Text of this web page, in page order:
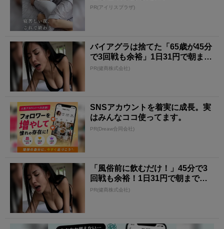
PR(アイリスプラザ)
バイアグラは捨てた「65歳が45分
で3回戦も余裕」1日31円で朝まで
絶好調！
PR(健商株式会社)
SNSアカウントを着実に成長。実
はみんなココ使ってます。
PR(Dreaw合同会社)
「風俗前に飲むだけ！」45分で3
回戦も余裕！1日31円で朝まで絶
好調
PR(健商株式会社)